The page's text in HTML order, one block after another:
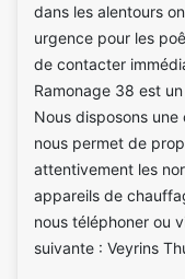
dans les alentours
urgence pour les
de contacter
Ramonage 38 est
Nous disposons
nous permet de
attentivement les
appareils de
nous téléphoner ou
suivante : Veyrins